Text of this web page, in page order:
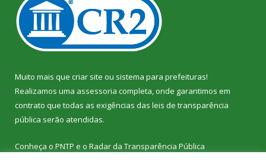
Muito mais que criar site ou sistema para prefeituras!
Realizamos uma assessoria completa, onde garantimos em
contrato que todas as exigências das leis de transparência
pública serão atendidas.
Conheça o PNTP e o Radar da Transparência Pública